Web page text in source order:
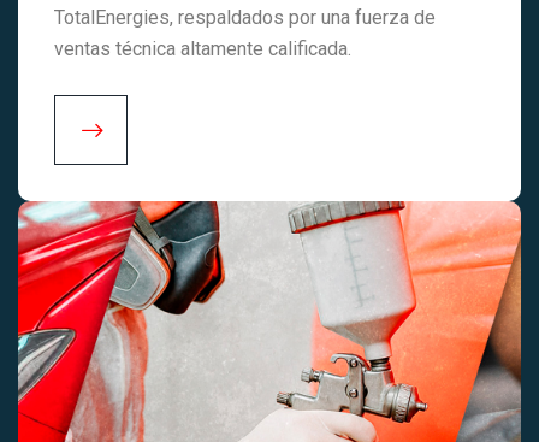
TotalEnergies, respaldados por una fuerza de
ventas técnica altamente calificada.